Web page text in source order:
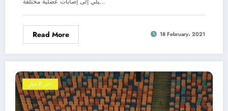
Read More 18 February، 2021
اخر الاخبار